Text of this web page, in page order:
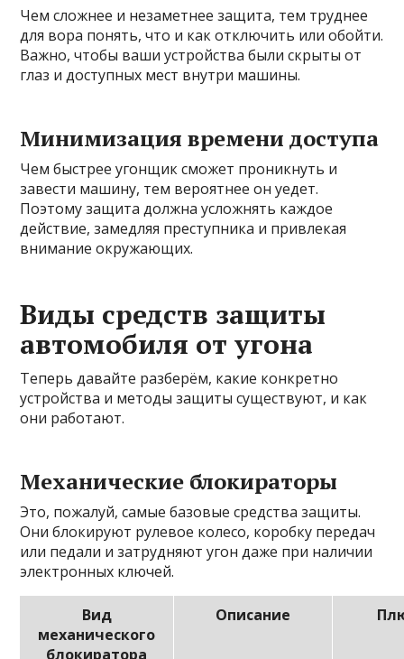
Чем сложнее и незаметнее защита, тем труднее
для вора понять, что и как отключить или обойти.
Важно, чтобы ваши устройства были скрыты от
глаз и доступных мест внутри машины.
Минимизация времени доступа
Чем быстрее угонщик сможет проникнуть и
завести машину, тем вероятнее он уедет.
Поэтому защита должна усложнять каждое
действие, замедляя преступника и привлекая
внимание окружающих.
Виды средств защиты
автомобиля от угона
Теперь давайте разберём, какие конкретно
устройства и методы защиты существуют, и как
они работают.
Механические блокираторы
Это, пожалуй, самые базовые средства защиты.
Они блокируют рулевое колесо, коробку передач
или педали и затрудняют угон даже при наличии
электронных ключей.
Вид
механического
блокиратора
Описание